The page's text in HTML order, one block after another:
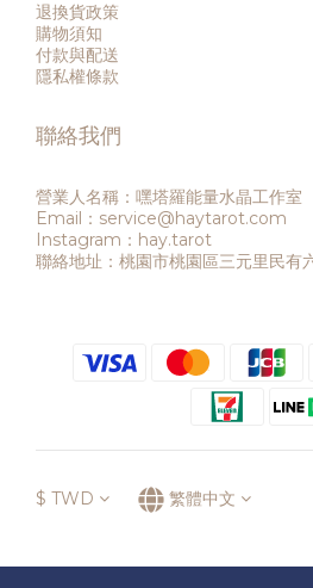
退換貨政策
購物須知
付款與配送
隱私權條款
聯絡我們
營業人名稱：嘿塔羅能量水晶工作室
Email：service@haytarot.com
Instagram：hay.tarot
聯絡地址：桃園市桃園區三元里民有
$ TWD 繁體中文